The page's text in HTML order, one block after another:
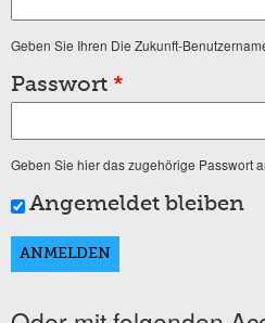
Geben Sie Ihren Die Zukunft-
Passwort *
Geben Sie hier das zugehörige Passwort
Angemeldet bleiben